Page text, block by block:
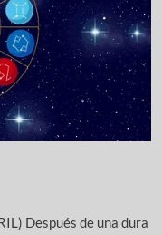
Después de una dura